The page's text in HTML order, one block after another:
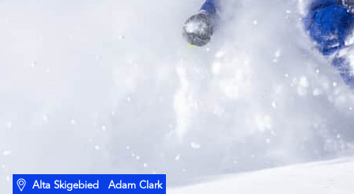
Alta Skigebied Adam Clark